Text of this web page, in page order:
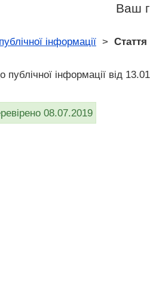
Ваш
інформації > Стаття
публічної інформації вiд
08.07.2019